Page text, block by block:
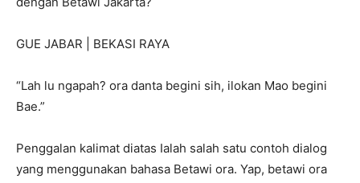
GUE JABAR | BEKASI RAYA
“Lah lu ngapah? ora danta begini sih, ilokan Mao begini
Bae.”
Penggalan kalimat diatas Ialah salah satu contoh dialog
yang menggunakan bahasa Betawi ora. Yap, betawi ora